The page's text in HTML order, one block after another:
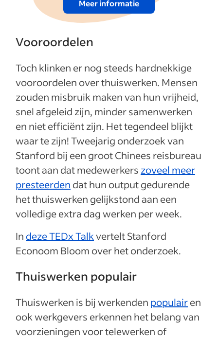
Meer informatie
Vooroordelen
Toch klinken er nog steeds hardnekkige
vooroordelen over thuiswerken. Mensen
zouden misbruik maken van hun vrijheid,
snel afgeleid zijn, minder samenwerken
en niet efficiënt zijn. Het tegendeel blijkt
waar te zijn! Tweejarig onderzoek van
Stanford bij een groot Chinees reisbureau
toont aan dat medewerkers zoveel meer
presteerden dat hun output gedurende
het thuiswerken gelijkstond aan een
volledige extra dag werken per week.
In deze TEDx Talkvertelt Stanford
Econoom Bloom over het onderzoek.
Thuiswerken populair
Thuiswerken is bij werkenden populairen
ook werkgevers erkennen het belang van
voorzieningen voor telewerken of